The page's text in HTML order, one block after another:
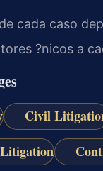
cada caso
?nicos a
Civil